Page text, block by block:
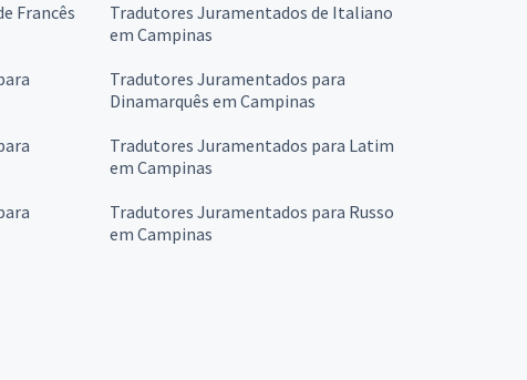
Francês
Tradutores Juramentados de Italiano
em Campinas
Tradutores Juramentados para
Dinamarquês em Campinas
Tradutores Juramentados para Latim
em Campinas
Tradutores Juramentados para Russo
em Campinas